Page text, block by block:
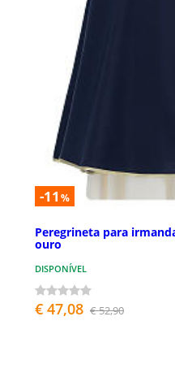
-11 %
Peregrineta para
ouro
DISPONÍVEL
€ 47,08 € 52,90